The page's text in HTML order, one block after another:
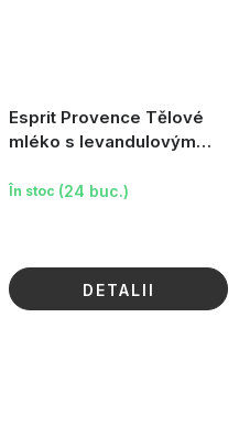
Esprit Provence Tělové
mléko s levandulovým
În stoc (24 buc.)
DETALII